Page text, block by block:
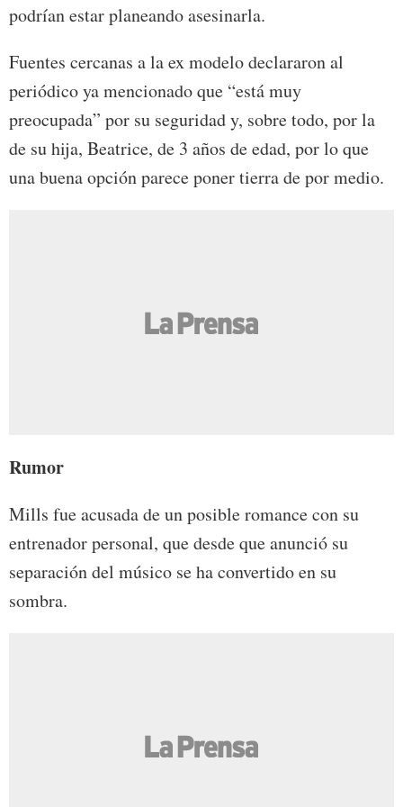
podrían estar planeando asesinarla.
Fuentes cercanas a la ex modelo declararon al
periódico ya mencionado que “está muy
preocupada” por su seguridad y, sobre todo, por la
de su hija, Beatrice, de 3 años de edad, por lo que
una buena opción parece poner tierra de por medio.
Rumor
Mills fue acusada de un posible romance con su
entrenador personal, que desde que anunció su
separación del músico se ha convertido en su
sombra.